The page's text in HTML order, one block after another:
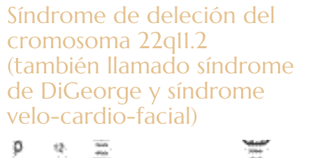
Síndrome de deleción del
cromosoma 22q11.2
(también llamado síndrome
de DiGeorge y síndrome
velo-cardio-facial)